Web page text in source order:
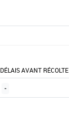
DÉLAIS AVANT RÉCOLTE
-